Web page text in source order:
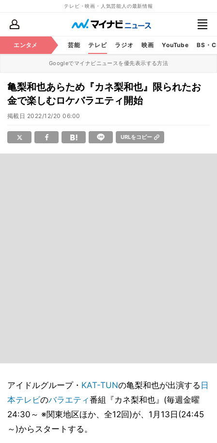
テレビ・映画・人気芸能人の最新情報
エンタメ 芸能 テレビ ラジオ 映画 YouTube BS・
Googleでマイナビニュースを優先表示する方法
亀梨和也あらため『カネ梨和也』限られたお
金で楽しむロケバラエティ開始
掲載日 2022/12/20 06:00
URLをコピー
アイドルグループ・ KAT-TUNの亀梨和也が出演する 日
本テレビのバラエティ番組『カネ梨和也』(毎週金曜
24:30～ ※関東地区ほか、全12回)が、1月13日(24:45
～)からスタートする。